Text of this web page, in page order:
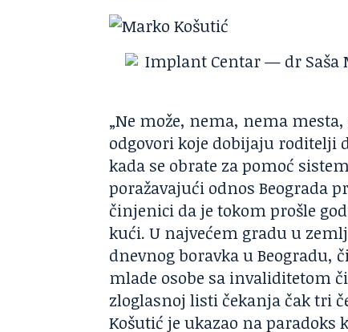
„Ne može, nema, nema
odgovori koje dobijaju roditelji
kada se obrate za pomoć
poražavajući odnos Beograda
činjenici da je tokom prošle
kući. U najvećem gradu u
dnevnog boravka u Beogradu,
mlade osobe sa invaliditetom
zloglasnoj listi čekanja čak tri
Košutić je ukazao na